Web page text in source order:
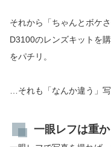
それから「ちゃんとボケ
D3100のレンズキットを
をパチリ。
…それも「なんか違う」写
一眼レフは重